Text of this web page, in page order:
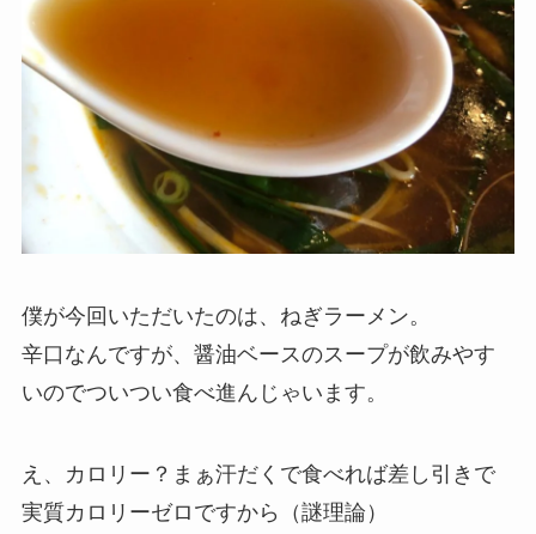
僕が今回いただいたのは、ねぎラーメン。
辛口なんですが、醤油ベースのスープが飲みやす
いのでついつい食べ進んじゃいます。
え、カロリー？まぁ汗だくで食べれば差し引きで
実質カロリーゼロですから（謎理論）